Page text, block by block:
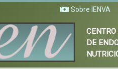
Sobre IENVA
DE